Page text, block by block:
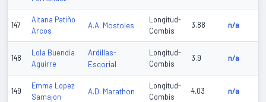
147
Aitana Patiño
Arcos
A.A. Mostoles
Longitud-
Combis
3.88 n/a
148
Lola Buendia
Aguirre
Ardillas-
Escorial
Longitud-
Combis
3.9 n/a
149
Emma Lopez
Samajon
A.D. Marathon
Longitud-
Combis
4.03 n/a